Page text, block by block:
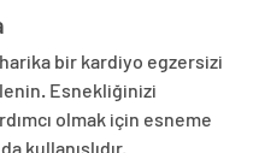
bir kardiyo egzersizi
Esnekliğinizi
olmak için esneme
kullanışlıdır.